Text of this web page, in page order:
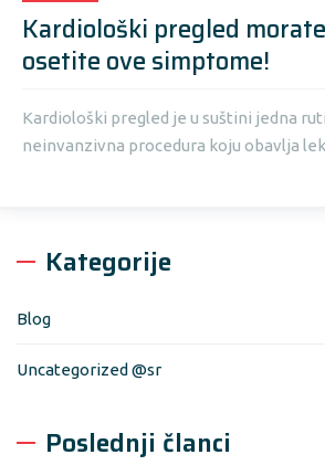
Kardiološki pregled
osetite ove simptome!
Kardiološki pregled je u suštini jedna
neinvanzivna procedura koju obavlja
Kategorije
Blog
Uncategorized @sr
Poslednji članci